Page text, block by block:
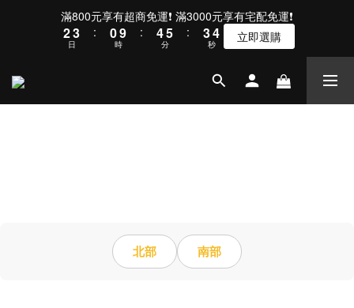
滿800元享有超商免運❗ 滿3000元享有宅配免運❗
3
2
1
4
3
2
日
:
1
09
8
5
時
:
5
4
3
0
6
5
4
1
分
:
4
3
2
5
4
3
1
0
秒 立即選購
北部 南部